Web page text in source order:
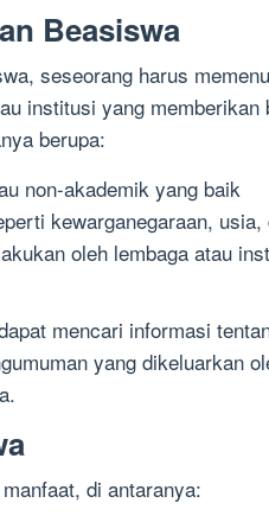
Beasiswa
seseorang harus
institusi yang memberikan
berupa:
non-akademik yang baik
kewarganegaraan,
oleh lembaga atau
mencari informasi
yang dikeluarkan
di antaranya: